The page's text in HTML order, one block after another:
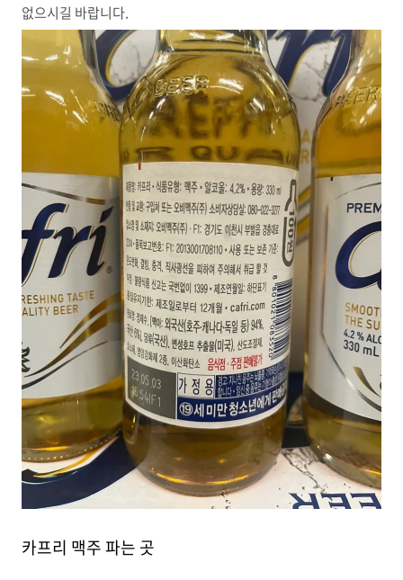
없으시길 바랍니다.
카프리 맥주 파는 곳